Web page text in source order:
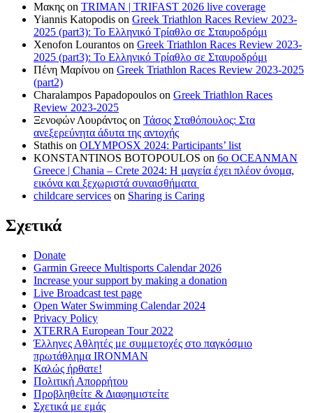
Μακης on TRIMAN | TRIFAST 2026 live coverage
Yiannis Katopodis on Greek Triathlon Races Review 2023-
2025 (part3): Το Ελληνικό Τρίαθλο σε Σταυροδρόμι
Xenofon Lourantos on Greek Triathlon Races Review 2023-
2025 (part3): Το Ελληνικό Τρίαθλο σε Σταυροδρόμι
Πένη Μαρίνου on Greek Triathlon Races Review 2023-2025
(part2)
Charalampos Papadopoulos on Greek Triathlon Races
Review 2023-2025
Ξενοφών Λουράντος on Τάσος Σταθόπουλος: Στα
ανεξερεύνητα άδυτα της αντοχής
Stathis on OLYMPOSX 2024: Participants’ list
KONSTANTINOS BOTOPOULOS on 6ο OCEANMAN
Greece | Chania – Crete 2024: Η μαγεία έχει πλέον όνομα,
εικόνα και ξεχωριστά συναισθήματα
childcare services on Sharing is Caring
Σχετικά
Donate
Garmin Greece Multisports Calendar 2026
Increase your support by making a donation
Live Broadcast test page
Open Water Swimming Calendar 2024
Privacy Policy
XTERRA European Tour 2022
Έλληνες Αθλητές με συμμετοχές στο παγκόσμιο
πρωτάθλημα IRONMAN
Καλώς ήρθατε!
Πολιτική Απορρήτου
Προβληθείτε & Διαφημιστείτε
Σχετικά με εμάς